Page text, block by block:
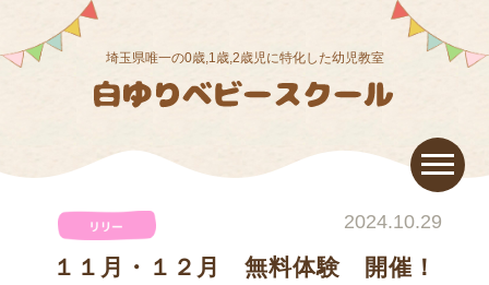
埼玉県唯一の0歳,1歳,2歳児に特化した幼児教室
2024.10.29
１１月・１２月 無料体験 開催！